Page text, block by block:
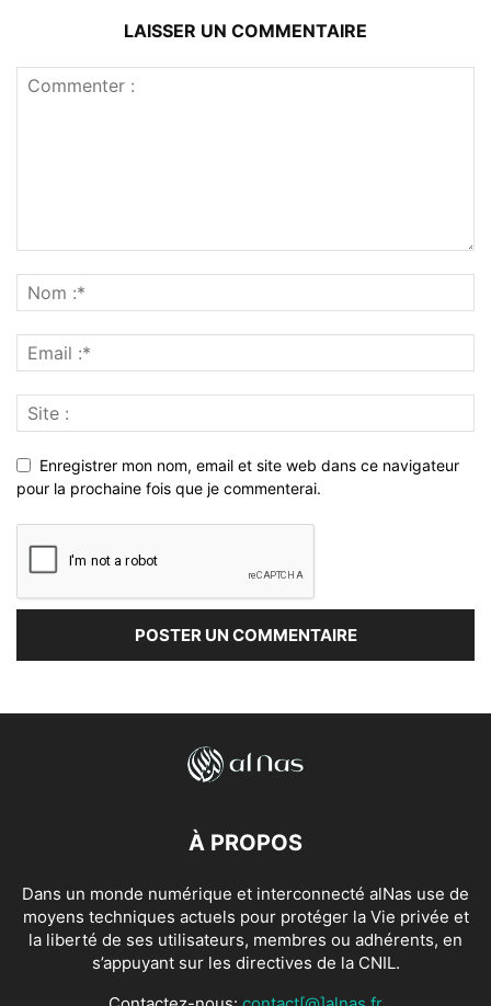
LAISSER UN COMMENTAIRE
Enregistrer mon nom, email et site web dans ce navigateur
pour la prochaine fois que je commenterai.
À PROPOS
Dans un monde numérique et interconnecté alNas use de
moyens techniques actuels pour protéger la Vie privée et
la liberté de ses utilisateurs, membres ou adhérents, en
s’appuyant sur les directives de la CNIL.